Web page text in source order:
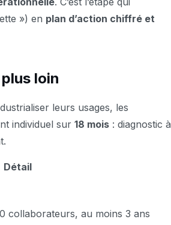
») en plan d’action chiffré et
loin
leurs usages, les
individuel sur 18 mois : diagnostic à
Détail
collaborateurs, au moins 3 ans